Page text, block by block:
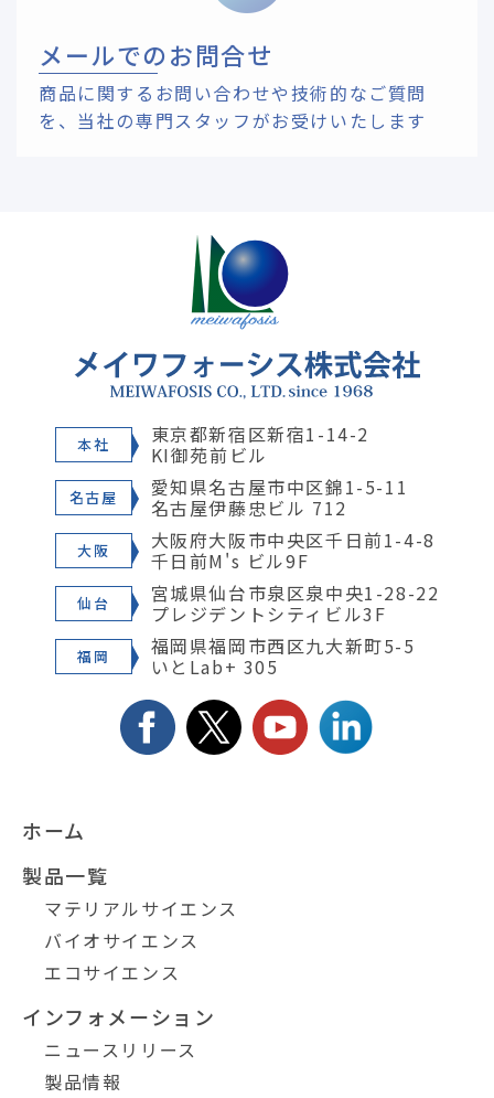
メールでのお問合せ
商品に関するお問い合わせや技術的なご質問
を、 当社の専門スタッフがお受けいたします
本社 東京都新宿区新宿1-14-2
KI御苑前ビル
名古屋 愛知県名古屋市中区錦1-5-11
名古屋伊藤忠ビル 712
大阪 大阪府大阪市中央区千日前1-4-8
千日前M's ビル9F
仙台 宮城県仙台市泉区泉中央1-28-22
プレジデントシティビル3F
福岡 福岡県福岡市西区九大新町5-5
いとLab+ 305
ホーム
製品一覧
マテリアルサイエンス
バイオサイエンス
エコサイエンス
インフォメーション
ニュースリリース
製品情報